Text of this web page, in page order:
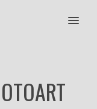
MENU